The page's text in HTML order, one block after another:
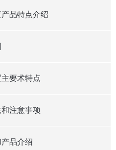
品特点介绍
要术特点
注意事项
品介绍